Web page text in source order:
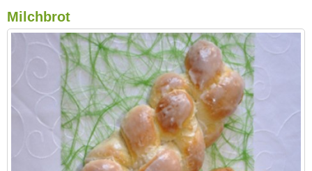
Milchbrot